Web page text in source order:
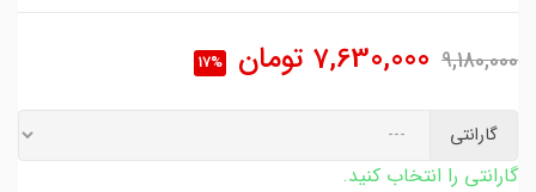
9,180,000
7,630,000 تومان 17%
گارانتی
گارانتی را انتخاب کنید.